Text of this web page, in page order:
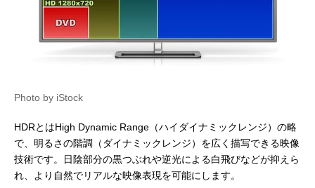
Photo by iStock
HDRとはHigh Dynamic Range（ハイダイナミックレンジ）の略
で、明るさの階調（ダイナミックレンジ）を広く描写できる映像
技術です。日陰部分の黒つぶれや逆光による白飛びなどが抑えら
れ、より自然でリアルな映像表現を可能にします。